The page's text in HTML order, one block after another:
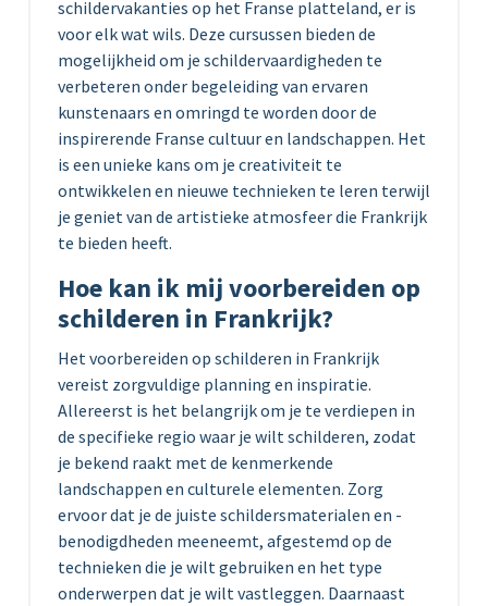
schildervakanties op het Franse platteland, er is
voor elk wat wils. Deze cursussen bieden de
mogelijkheid om je schildervaardigheden te
verbeteren onder begeleiding van ervaren
kunstenaars en omringd te worden door de
inspirerende Franse cultuur en landschappen. Het
is een unieke kans om je creativiteit te
ontwikkelen en nieuwe technieken te leren terwijl
je geniet van de artistieke atmosfeer die Frankrijk
te bieden heeft.
Hoe kan ik mij voorbereiden op
schilderen in Frankrijk?
Het voorbereiden op schilderen in Frankrijk
vereist zorgvuldige planning en inspiratie.
Allereerst is het belangrijk om je te verdiepen in
de specifieke regio waar je wilt schilderen, zodat
je bekend raakt met de kenmerkende
landschappen en culturele elementen. Zorg
ervoor dat je de juiste schildersmaterialen en -
benodigdheden meeneemt, afgestemd op de
technieken die je wilt gebruiken en het type
onderwerpen dat je wilt vastleggen. Daarnaast